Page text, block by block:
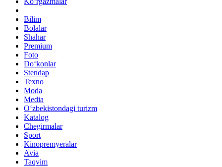
Bilim
Bolalar
Shahar
Premium
Foto
Do‘konlar
Stendap
Texno
Moda
Media
O‘zbekistondagi turizm
Katalog
Chegirmalar
Sport
Kinopremyeralar
Avia
Taqvim